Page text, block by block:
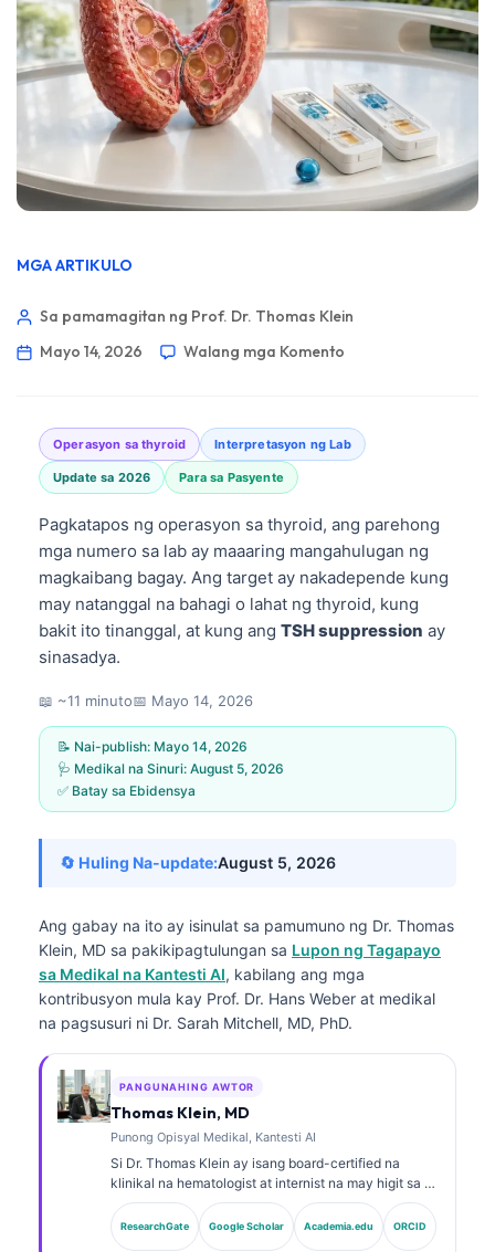
MGA ARTIKULO
Sa pamamagitan ng Prof. Dr. Thomas Klein
Mayo 14, 2026
Walang mga Komento
Operasyon sa thyroid Interpretasyon ng Lab
Update sa 2026 Para sa Pasyente
Pagkatapos ng operasyon sa thyroid, ang parehong
mga numero sa lab ay maaaring mangahulugan ng
magkaibang bagay. Ang target ay nakadepende kung
may natanggal na bahagi o lahat ng thyroid, kung
bakit ito tinanggal, at kung ang TSH suppression ay
sinasadya.
📖 ~11 minuto📅 Mayo 14, 2026
📝 Nai-publish: Mayo 14, 2026
🩺 Medikal na Sinuri: August 5, 2026
✅ Batay sa Ebidensya
🔄 Huling Na-update:August 5, 2026
Ang gabay na ito ay isinulat sa pamumuno ng Dr. Thomas
Klein, MD sa pakikipagtulungan sa Lupon ng Tagapayo
sa Medikal na Kantesti AI, kabilang ang mga
kontribusyon mula kay Prof. Dr. Hans Weber at medikal
na pagsusuri ni Dr. Sarah Mitchell, MD, PhD.
PANGUNAHING AWTOR
Thomas Klein, MD
Punong Opisyal Medikal, Kantesti AI
Si Dr. Thomas Klein ay isang board-certified na
klinikal na hematologist at internist na may higit sa 15
taon ng karanasan sa laboratoryong medisina at
pagsusuring klinikal na tinulungan ng AI. Bilang Chief
Medical Officer sa Kantesti AI, nagbibigay siya ng
ResearchGate Google Scholar Academia.edu ORCID